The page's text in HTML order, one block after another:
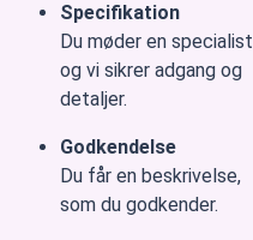
Specifikation
Du møder en specialist
og vi sikrer adgang og
detaljer.
Godkendelse
Du får en beskrivelse,
som du godkender.